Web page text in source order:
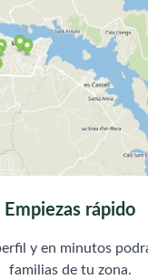
Empiezas rápido
y en minutos
familias de tu zona.